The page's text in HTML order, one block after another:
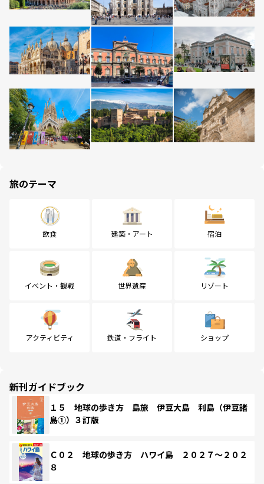
旅のテーマ
飲食 建築・アート 宿泊
イベント・観戦 世界遺産 リゾート
アクティビティ 鉄道・フライト ショップ
新刊ガイドブック
１５ 地球の歩き方 島旅 伊豆大島 利島（伊豆諸
島①）３訂版
Ｃ０２ 地球の歩き方 ハワイ島 ２０２７～２０２
８